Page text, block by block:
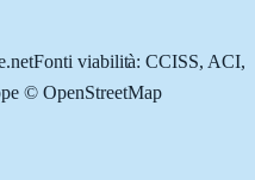
Fonti viabilità: CCISS, ACI,
© OpenStreetMap